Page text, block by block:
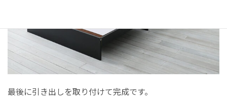
最後に引き出しを取り付けて完成です。